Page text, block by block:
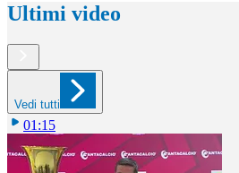
Ultimi video
Vedi tutti
01:15